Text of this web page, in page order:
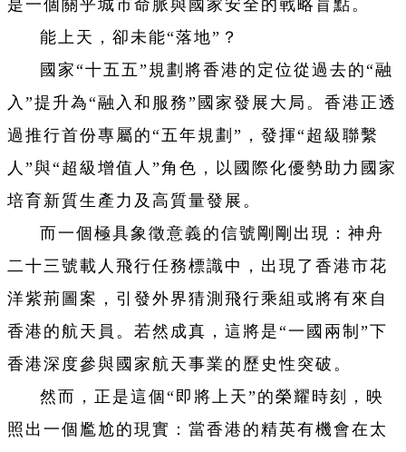
是一個關乎城市命脈與國家安全的戰略盲點。
能上天，卻未能“落地”？
國家“十五五”規劃將香港的定位從過去的“融
入”提升為“融入和服務”國家發展大局。香港正透
過推行首份專屬的“五年規劃”，發揮“超級聯繫
人”與“超級增值人”角色，以國際化優勢助力國家
培育新質生產力及高質量發展。
而一個極具象徵意義的信號剛剛出現：神舟
二十三號載人飛行任務標識中，出現了香港市花
洋紫荊圖案，引發外界猜測飛行乘組或將有來自
香港的航天員。若然成真，這將是“一國兩制”下
香港深度參與國家航天事業的歷史性突破。
然而，正是這個“即將上天”的榮耀時刻，映
照出一個尷尬的現實：當香港的精英有機會在太